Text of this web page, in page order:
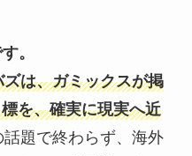
。
ズは、ガミックスが掲
を、確実に現実へ近
題で終わらず、海外